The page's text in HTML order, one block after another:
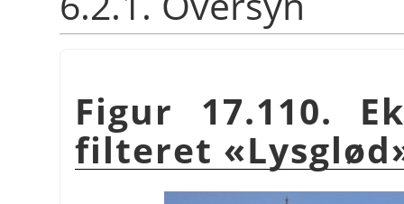
Figur 17.110.
filteret